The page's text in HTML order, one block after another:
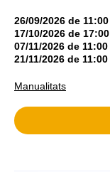
26/09/2026 de 11:00
17/10/2026 de 17:00
07/11/2026 de 11:00
21/11/2026 de 11:00
Manualitats